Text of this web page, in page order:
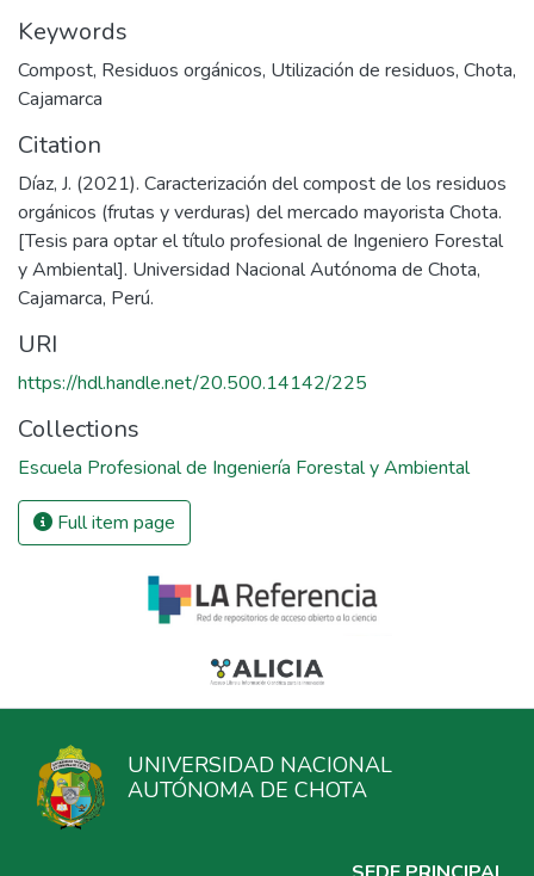
Keywords
Compost, Residuos orgánicos, Utilización de residuos, Chota,
Cajamarca
Citation
Díaz, J. (2021). Caracterización del compost de los residuos
orgánicos (frutas y verduras) del mercado mayorista Chota.
[Tesis para optar el título profesional de Ingeniero Forestal
y Ambiental]. Universidad Nacional Autónoma de Chota,
Cajamarca, Perú.
URI
https://hdl.handle.net/20.500.14142/225
Collections
Escuela Profesional de Ingeniería Forestal y Ambiental
Full item page
UNIVERSIDAD NACIONAL
AUTÓNOMA DE CHOTA